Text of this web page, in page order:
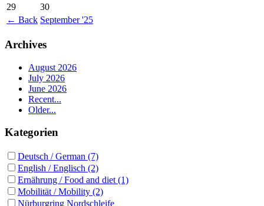
← Back September '25
29
30
Archives
August 2026
July 2026
June 2026
Recent...
Older...
Kategorien
Deutsch / German (7)
English / Englisch (2)
Ernährung / Food and diet (1)
Mobilität / Mobility (2)
Nürburgring Nordschleife